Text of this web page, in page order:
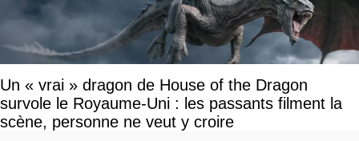
Un « vrai » dragon de House of the Dragon
survole le Royaume-Uni : les passants filment la
scène, personne ne veut y croire